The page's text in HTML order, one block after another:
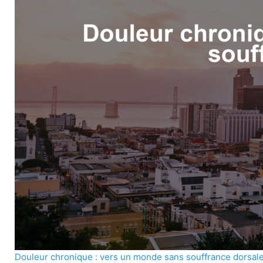
Douleur chronique : vers un monde sans souffrance